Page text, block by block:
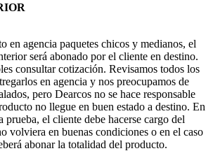
en agencia paquetes chicos y medianos, el
será abonado por el cliente en destino.
consultar cotización. Revisamos todos los
en agencia y nos preocupamos de
pero Dearcos no se hace responsable
no llegue en buen estado a destino. En
prueba, el cliente debe hacerse cargo del
volviera en buenas condiciones o en el caso
abonar la totalidad del producto.